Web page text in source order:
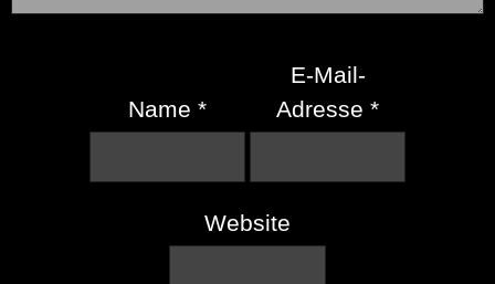
Name *
E-Mail-
Adresse*
Website